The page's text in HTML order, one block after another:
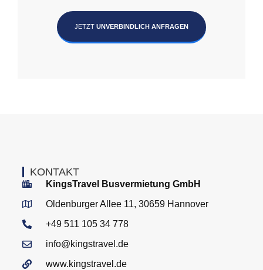
JETZT UNVERBINDLICH ANFRAGEN
KONTAKT
KingsTravel Busvermietung GmbH
Oldenburger Allee 11, 30659 Hannover
+49 511 105 34 778
info@kingstravel.de
www.kingstravel.de